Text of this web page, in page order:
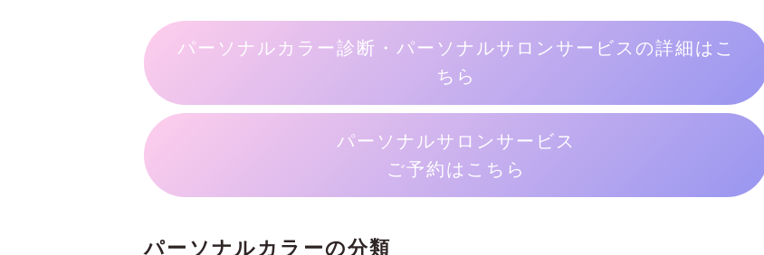
パーソナルカラー診断・パーソナルサロンサービスの詳細はこ
ちら
パーソナルサロンサービス
ご予約はこちら
パーソナルカラーの分類